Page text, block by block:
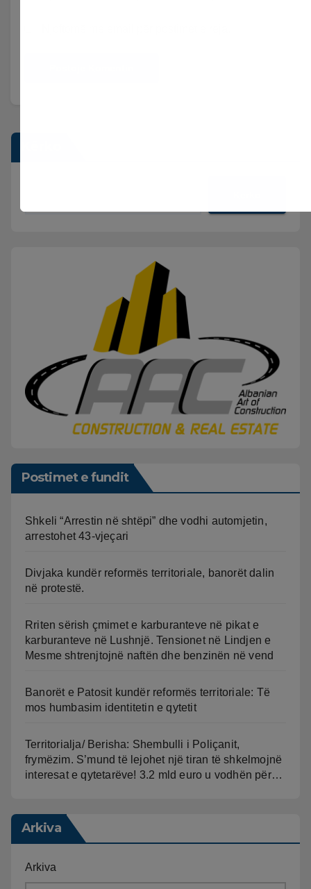
Postimet e fundit
Shkeli “Arrestin në shtëpi” dhe vodhi automjetin,
arrestohet 43-vjeçari
Divjaka kundër reformës territoriale, banorët dalin
në protestë.
Rriten sërish çmimet e karburanteve në pikat e
karburanteve në Lushnjë. Tensionet në Lindjen e
Mesme shtrenjtojnë naftën dhe benzinën në vend
Banorët e Patosit kundër reformës territoriale: Të
mos humbasim identitetin e qytetit
Territorialja/ Berisha: Shembulli i Poliçanit,
frymëzim. S’mund të lejohet një tiran të shkelmojnë
interesat e qytetarëve! 3.2 mld euro u vodhën për…
Arkiva
Arkiva